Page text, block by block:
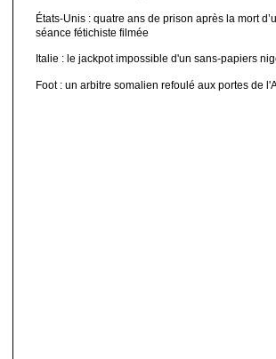
États-Unis : quatre ans de prison après la mort
séance fétichiste filmée
Italie : le jackpot impossible d'un sans-papiers
Foot : un arbitre somalien refoulé aux portes de